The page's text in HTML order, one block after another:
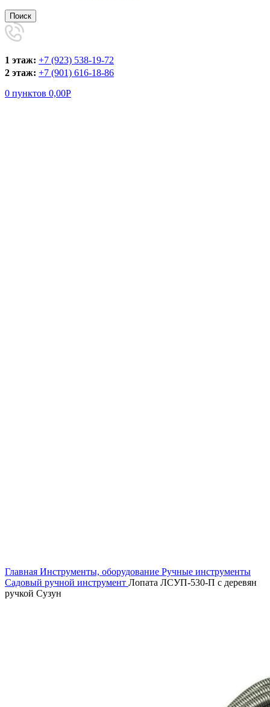
Поиск
1 этаж: +7 (923) 538-19-72
2 этаж: +7 (901) 616-18-86
0 пунктов 0,00Р
Главная Инструменты, оборудование Ручные инструменты
Садовый ручной инструмент Лопата ЛСУП-530-П с деревян
ручкой Сузун